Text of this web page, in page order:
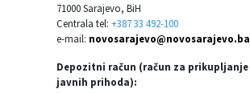
71000 Sarajevo, BiH
Centrala tel: +387 33 492-100
e-mail: novosarajevo@novosarajevo.ba
Depozitni račun (račun za prikupljanje
javnih prihoda):